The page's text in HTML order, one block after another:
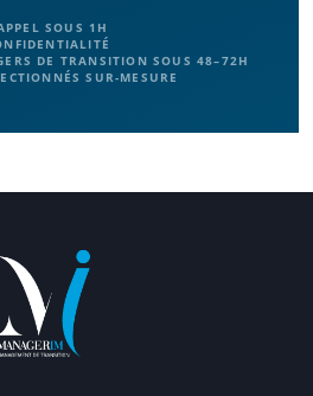
SOUS 1H
DE TRANSITION SOUS 48–72H
SUR-MESURE